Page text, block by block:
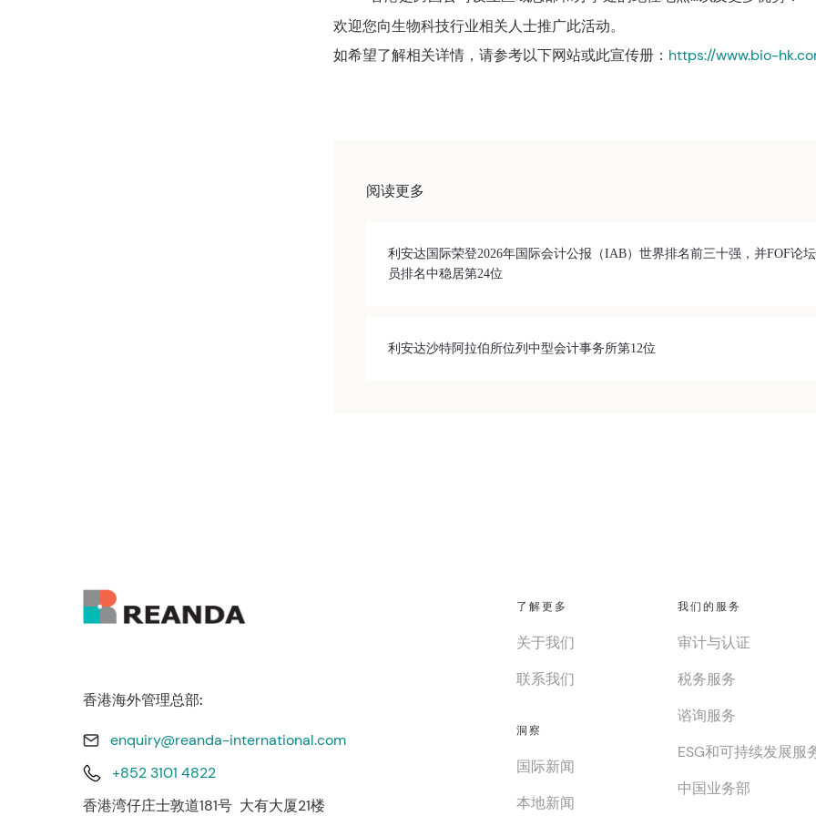
欢迎您向生物科技行业相关人士推广此活动。
如希望了解相关详情，请参考以下网站或此宣传册： https://www.bio-
阅读更多
利安达国际荣登2026年国际会计公报（IAB）世界排名前三十强，并FOF论
员排名中稳居第24位
利安达沙特阿拉伯所位列中型会计事务所第12位
香港海外管理总部:
enquiry@reanda-international.com
+852 3101 4822
香港湾仔庄士敦道181号 大有大厦21楼
了解更多
关于我们
联系我们
我们的服务
审计与认证
税务服务
谘询服务
ESG和可持续发展服
中国业务部
洞察
国际新闻
本地新闻